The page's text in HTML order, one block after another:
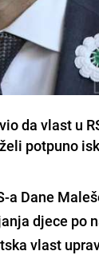
da vlast u
potpuno
a Dane
djece po
vlast